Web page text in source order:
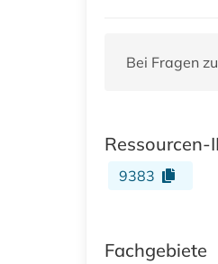
Bei Fragen
Ressourcen-
9383
Fachgebiete